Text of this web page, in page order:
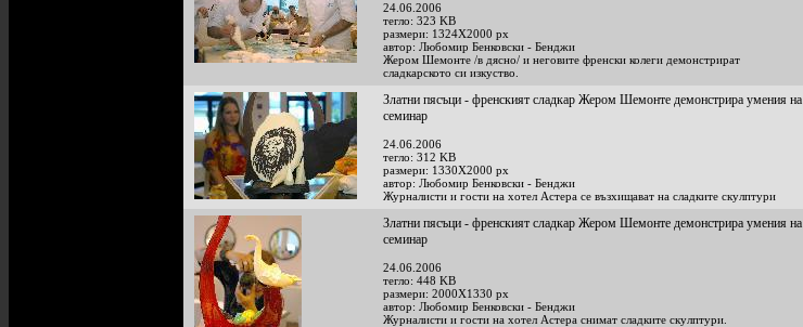
24.06.2006
тегло: 323 KB
размери: 1324X2000 px
автор: Любомир Бенковски - Бенджи
Жером Шемонте /в дясно/ и неговите френски колеги демонстрират
сладкарското си изкуство.
Златни пясъци - френският сладкар Жером Шемонте демонстрира умения на
семинар
24.06.2006
тегло: 312 KB
размери: 1330X2000 px
автор: Любомир Бенковски - Бенджи
Журналисти и гости на хотел Астера се възхищават на сладките скулптури
Златни пясъци - френският сладкар Жером Шемонте демонстрира умения на
семинар
24.06.2006
тегло: 448 KB
размери: 2000X1330 px
автор: Любомир Бенковски - Бенджи
Журналисти и гости на хотел Астера снимат сладките скулптури.